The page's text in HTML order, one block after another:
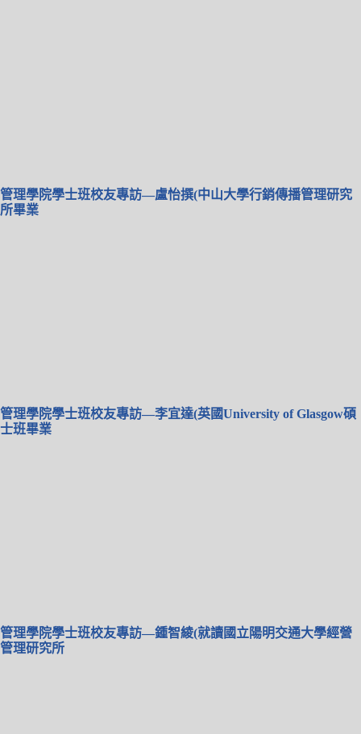
管理學院學士班校友專訪—盧怡撰(中山大學行銷傳播管理研究
所畢業
管理學院學士班校友專訪—李宜達(英國University of Glasgow碩
士班畢業
管理學院學士班校友專訪—鍾智綾(就讀國立陽明交通大學經營
管理研究所